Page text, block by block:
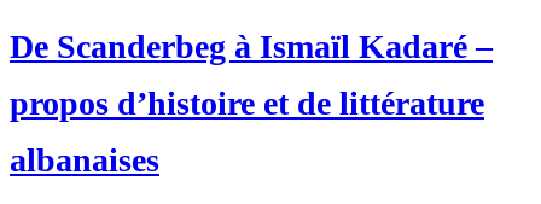
De Scanderbeg à Ismaïl Kadaré –
propos d’histoire et de littérature
albanaises